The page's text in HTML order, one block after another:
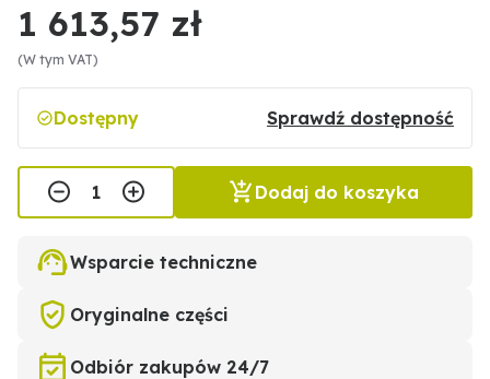
1 613,57 zł
(W tym VAT)
Dostępny Sprawdź dostępność
Dodaj do koszyka
Wsparcie techniczne
Oryginalne części
Odbiór zakupów 24/7